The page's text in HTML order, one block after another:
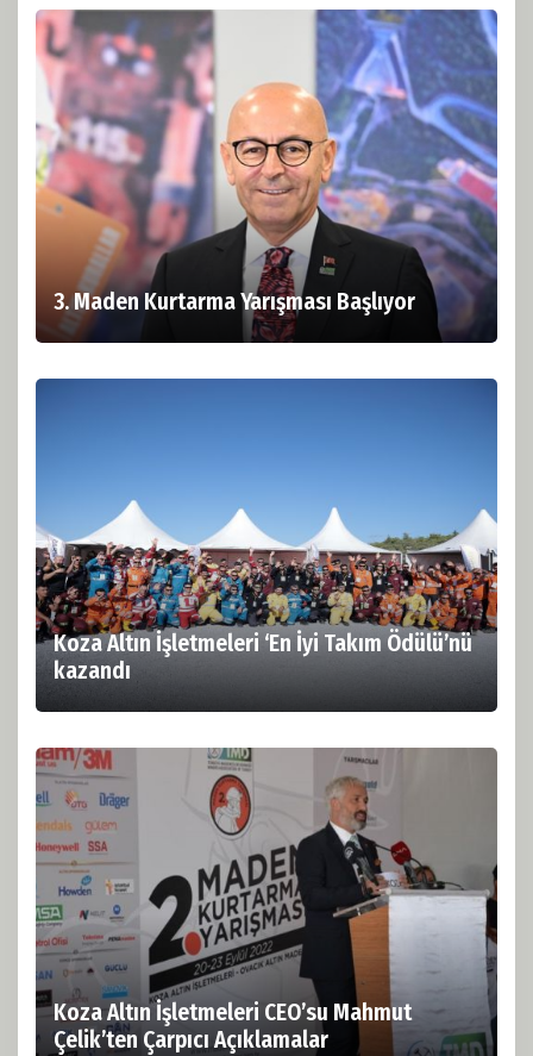
3. Maden Kurtarma Yarışması Başlıyor
Koza Altın İşletmeleri ‘En İyi Takım Ödülü’nü
kazandı
Koza Altın İşletmeleri CEO’su Mahmut
Çelik’ten Çarpıcı Açıklamalar